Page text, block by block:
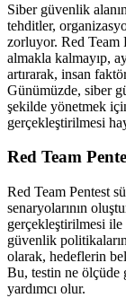
Siber güvenlik
tehditler,
zorluyor. Red Team
almakla kalmayıp,
artırarak, insan
Günümüzde, siber
şekilde yönetmek
gerçekleştirilmesi
Red Team
Red Team Pentest
senaryolarının
gerçekleştirilmesi
güvenlik
olarak, hedeflerin
Bu, testin ne ölçüde
yardımcı olur.